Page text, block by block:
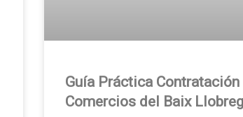
Guía Práctica Contratación
Comercios del Baix